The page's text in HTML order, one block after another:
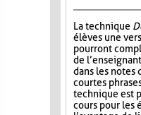
La technique
élèves une
pourront
de
dans les notes
courtes
technique est
cours pour les